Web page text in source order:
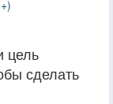
цель
сделать